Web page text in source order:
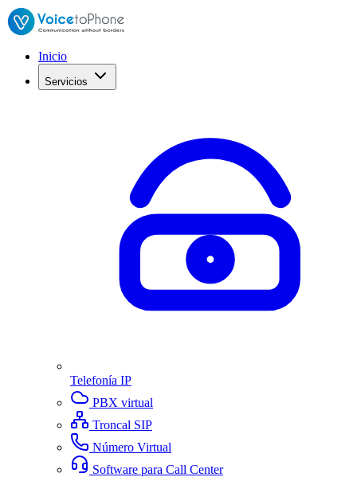
Inicio
Servicios
Telefonía IP
PBX virtual
Troncal SIP
Número Virtual
Software para Call Center